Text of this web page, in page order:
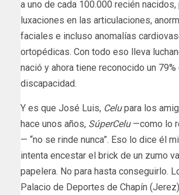
a uno de cada 100.000 recién nacidos,
luxaciones en las articulaciones,
faciales e incluso anomalías
ortopédicas​. Con todo eso lleva
nació y ahora tiene reconocido un 79%
discapacidad.
Y es que José Luis, Celupara los
hace unos años, SúperCelu —como lo
— “no se rinde nunca”. Eso lo dice él
intenta encestar el brick de un zumo
papelera. No para hasta conseguirlo.
Palacio de Deportes de Chapín